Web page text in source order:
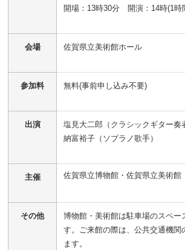
開場：13時30分 開演：14時(1時
会場 佐賀県立美術館ホール
参加料 無料(事前申し込み不要)
出演
塩見大二郎（クラシックギター奏
納富裕子（ソプラノ歌手）
主催 佐賀県立博物館・佐賀県立美術館
その他
博物館・美術館は駐車場のスペー
す。ご来館の際は、公共交通機関
ます。